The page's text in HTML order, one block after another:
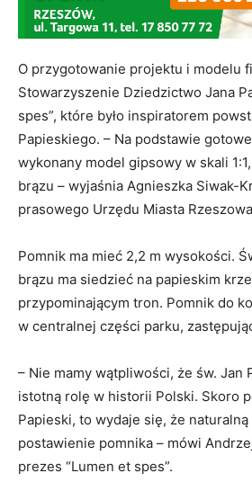
O przygotowanie projektu i modelu
Stowarzyszenie Dziedzictwo Jana
spes”, które było inspiratorem
Papieskiego. – Na podstawie
wykonany model gipsowy w skali
brązu – wyjaśnia Agnieszka Siwak-
prasowego Urzędu Miasta
Pomnik ma mieć 2,2 m wysokości.
brązu ma siedzieć na papieskim
przypominającym tron. Pomnik do
w centralnej części parku,
– Nie mamy wątpliwości, że św. Jan
istotną rolę w historii Polski. Skoro
Papieski, to wydaje się, że
postawienie pomnika – mówi
prezes “Lumen et spes”.